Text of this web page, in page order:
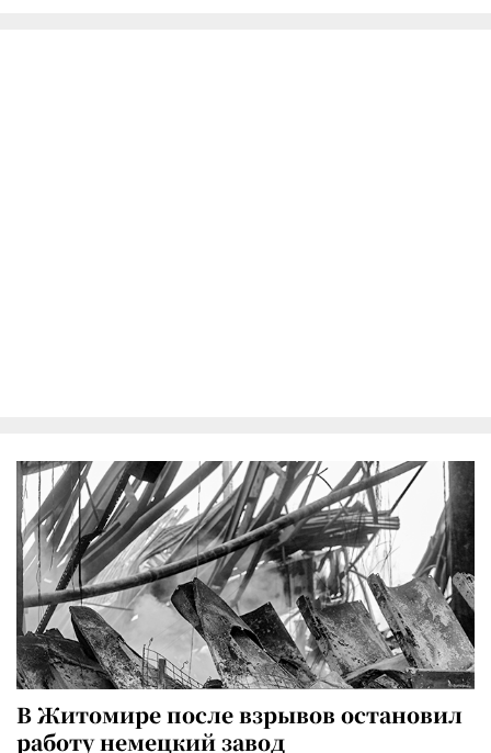
В Житомире после взрывов остановил
работу немецкий завод